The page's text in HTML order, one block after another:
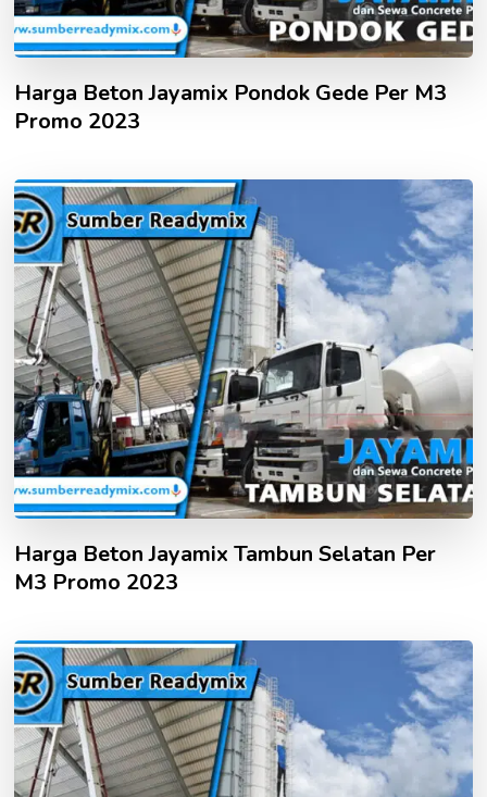
Harga Beton Jayamix Pondok Gede Per M3
Promo 2023
Harga Beton Jayamix Tambun Selatan Per
M3 Promo 2023